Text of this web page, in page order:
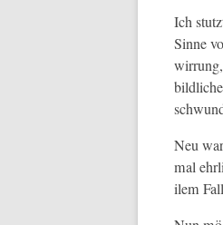
Ich
Sinne
Neu
mal
ilem